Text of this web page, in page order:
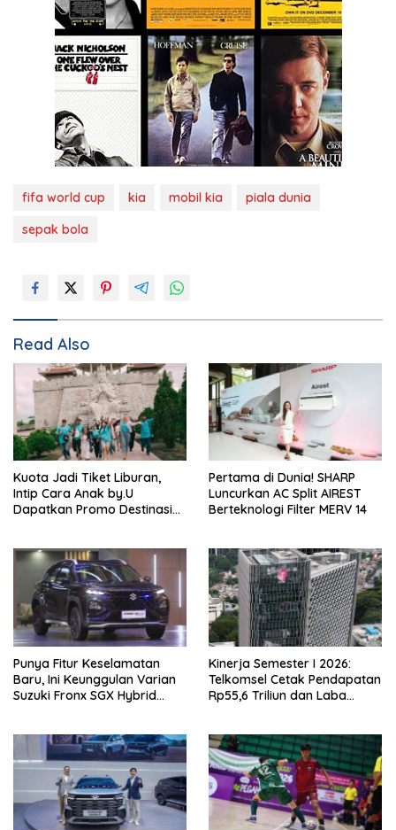
fifa world cup kia mobil kia
piala dunia
sepak bola
Read Also
Kuota Jadi Tiket Liburan,
Intip Cara Anak by.U
Dapatkan Promo Destinasi
Pertama di Dunia! SHARP
Luncurkan AC Split AIREST
Berteknologi Filter MERV 14
Punya Fitur Keselamatan
Baru, Ini Keunggulan Varian
Suzuki Fronx SGX Hybrid
Kinerja Semester I 2026:
Telkomsel Cetak Pendapatan
Rp55,6 Triliun dan Laba